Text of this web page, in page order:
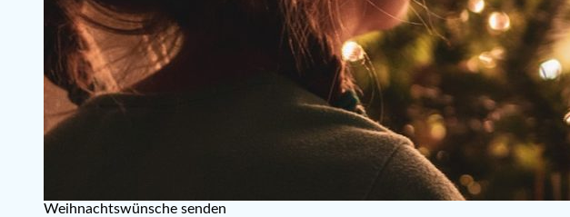
Weihnachtswünsche senden